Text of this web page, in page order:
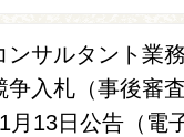
ンサルタント業
争入札（事後審
月13日公告（電